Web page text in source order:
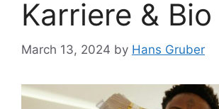
Karriere & Bio
March 13, 2024 by Hans Gruber